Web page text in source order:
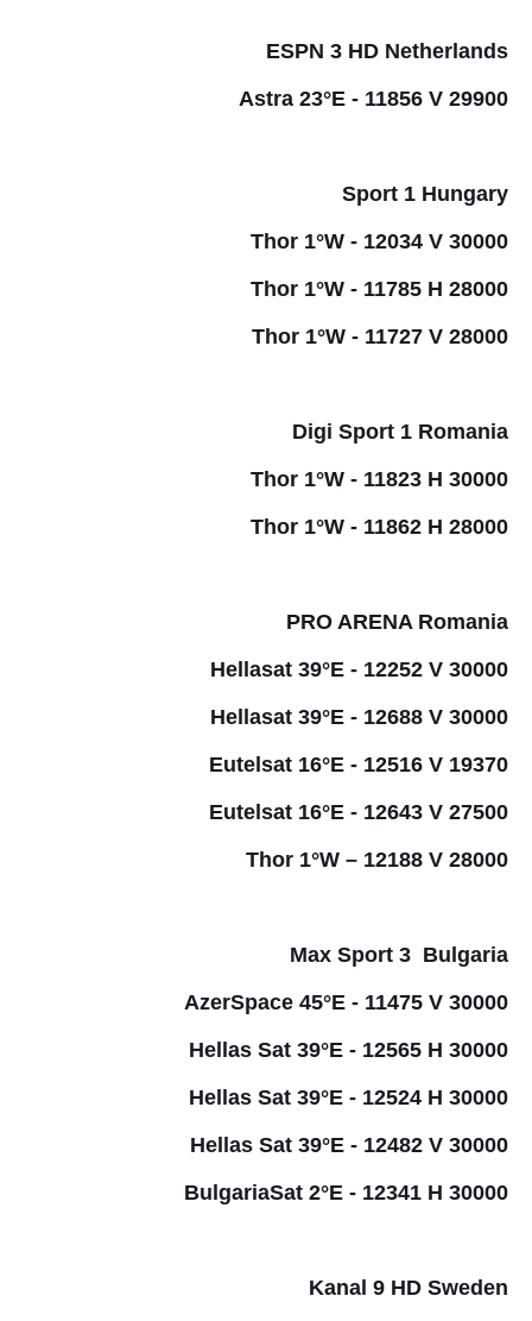
ESPN 3 HD Netherlands
Astra 23°E - 11856 V 29900
Sport 1 Hungary
Thor 1°W - 12034 V 30000
Thor 1°W - 11785 H 28000
Thor 1°W - 11727 V 28000
Digi Sport 1 Romania
Thor 1°W - 11823 H 30000
Thor 1°W - 11862 H 28000
PRO ARENA Romania
Hellasat 39°E - 12252 V 30000
Hellasat 39°E - 12688 V 30000
Eutelsat 16°E - 12516 V 19370
Eutelsat 16°E - 12643 V 27500
Thor 1°W – 12188 V 28000
Max Sport 3 Bulgaria
AzerSpace 45°E - 11475 V 30000
Hellas Sat 39°E - 12565 H 30000
Hellas Sat 39°E - 12524 H 30000
Hellas Sat 39°E - 12482 V 30000
BulgariaSat 2°E - 12341 H 30000
Kanal 9 HD Sweden